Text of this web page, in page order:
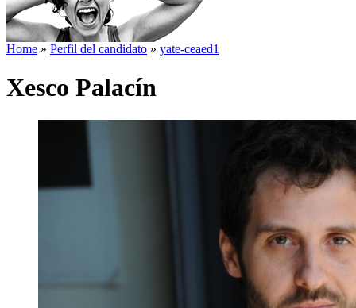
Home » Perfil del candidato » yate-ceaed1
Xesco Palacín